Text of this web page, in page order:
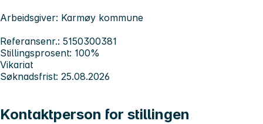
Arbeidsgiver: Karmøy kommune
Referansenr.: 5150300381
Stillingsprosent: 100%
Vikariat
Søknadsfrist: 25.08.2026
Kontaktperson for stillingen